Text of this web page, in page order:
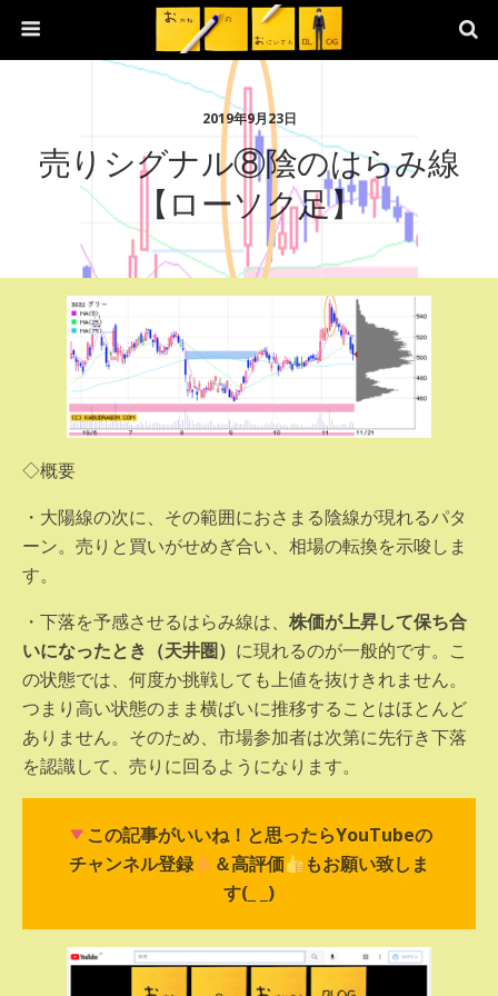
2019年9月23日
売りシグナル⑧陰のはらみ線
【ローソク足】
◇概要
・大陽線の次に、その範囲におさまる陰線が現れるパタ
ーン。売りと買いがせめぎ合い、相場の転換を示唆しま
す。
・下落を予感させるはらみ線は、 株価が上昇して保ち合
いになったとき（天井圏） に現れるのが一般的です。こ
の状態では、何度か挑戦しても上値を抜けきれません。
つまり高い状態のまま横ばいに推移することはほとんど
ありません。そのため、市場参加者は次第に先行き下落
を認識して、売りに回るようになります。
この記事がいいね！と思ったらYouTubeの
チャンネル登録
＆高評価
もお願い致しま
す(_ _)